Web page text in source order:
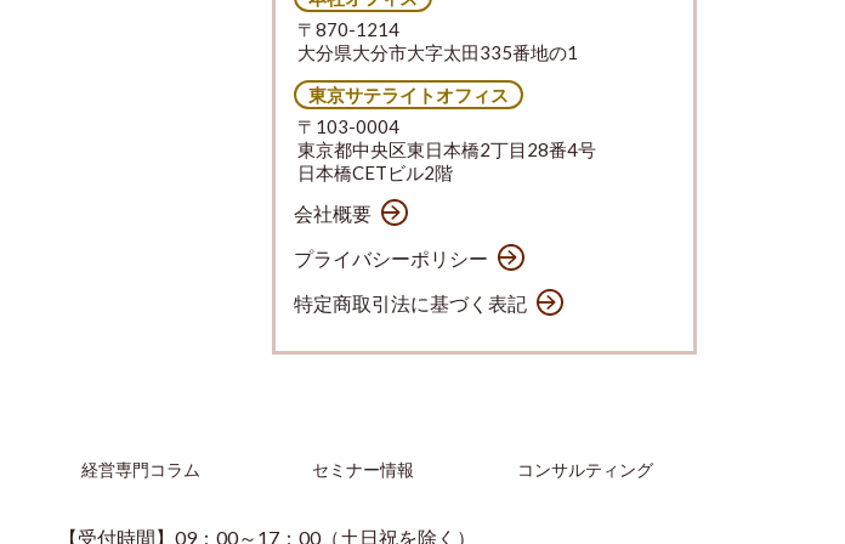
〒870-1214
大分県大分市大字太田335番地の1
東京サテライトオフィス
〒103-0004
東京都中央区東日本橋2丁目28番4号
日本橋CETビル2階
会社概要
プライバシーポリシー
特定商取引法に基づく表記
経営専門コラム セミナー情報 コンサルティング
【受付時間】09：00～17：00（土日祝を除く）